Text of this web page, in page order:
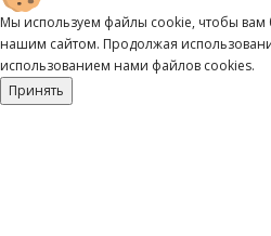
Мы используем файлы cookie, чтобы вам
нашим сайтом. Продолжая
использованием нами файлов cookies.
Принять